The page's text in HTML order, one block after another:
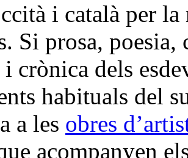
i català per
Si prosa,
crònica dels
habituals del
a les obres
acompanyen